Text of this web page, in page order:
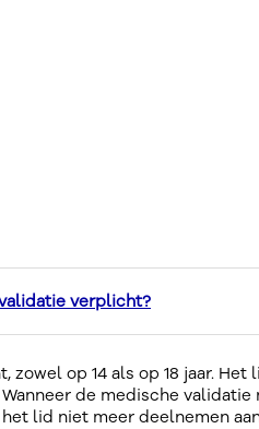
verplicht?
zowel op 14 als op 18 jaar.
de medische
lid niet meer deelnemen